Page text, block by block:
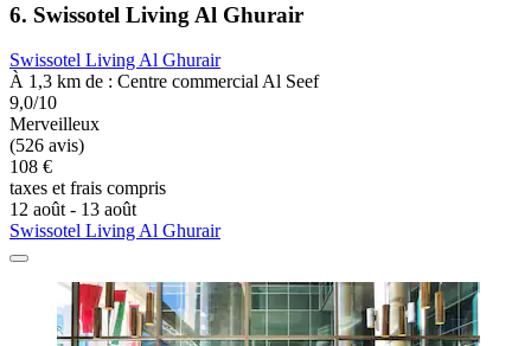
6. Swissotel Living Al Ghurair
Swissotel Living Al Ghurair
À 1,3 km de : Centre commercial Al Seef
9,0/10
Merveilleux
(526 avis)
108 €
taxes et frais compris
12 août - 13 août
Swissotel Living Al Ghurair